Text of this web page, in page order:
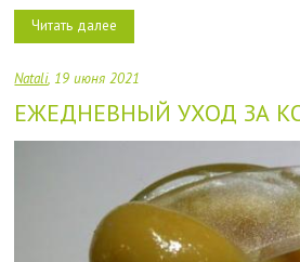
Читать далее
Natali 19 июня 2021
ЕЖЕДНЕВНЫЙ УХОД ЗА